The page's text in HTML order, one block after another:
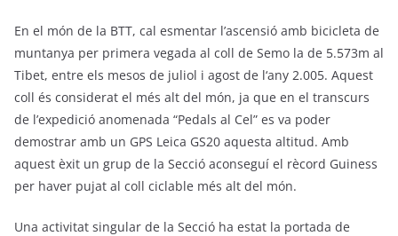
En el món de la BTT, cal esmentar l’ascensió amb bicicleta de
muntanya per primera vegada al coll de Semo la de 5.573m al
Tibet, entre els mesos de juliol i agost de l‘any 2.005. Aquest
coll és considerat el més alt del món, ja que en el transcurs
de l’expedició anomenada “Pedals al Cel” es va poder
demostrar amb un GPS Leica GS20 aquesta altitud. Amb
aquest èxit un grup de la Secció aconseguí el rècord Guiness
per haver pujat al coll ciclable més alt del món.
Una activitat singular de la Secció ha estat la portada de